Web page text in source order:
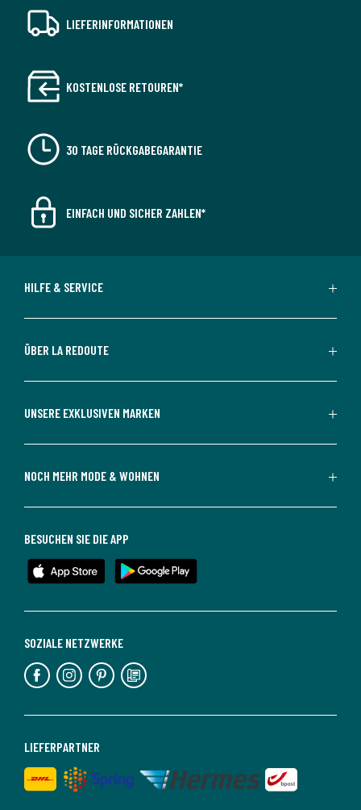
LIEFERINFORMATIONEN
KOSTENLOSE RETOUREN*
30 TAGE RÜCKGABEGARANTIE
EINFACH UND SICHER ZAHLEN*
HILFE & SERVICE
ÜBER LA REDOUTE
UNSERE EXKLUSIVEN MARKEN
NOCH MEHR MODE & WOHNEN
LIEFERPARTNER
SOZIALE NETZWERKE
BESUCHEN SIE DIE APP